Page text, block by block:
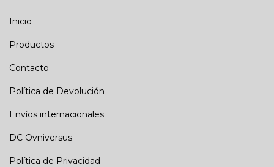
Inicio
Productos
Contacto
Política de Devolución
Envíos internacionales
DC Ovniversus
Política de Privacidad